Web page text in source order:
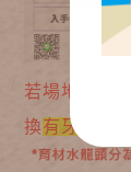
若場地水壓
換有牙水龍頭